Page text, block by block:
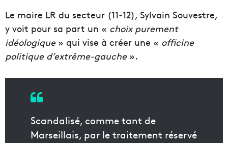
Le maire LR du secteur (11-12), Sylvain Souvestre,
y voit pour sa part un « choix purement
idéologique» qui vise à créer une « officine
politique d’extrême-gauche».
Scandalisé, comme tant de
Marseillais, par le traitement réservé